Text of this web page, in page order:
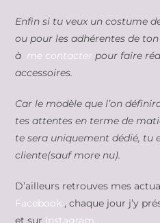
Enfin si tu veux un costume
ou pour les adhérentes de
à me contacter pour faire
accessoires.
Car le modèle que l’on
tes attentes en terme de
te sera uniquement dédié, tu
cliente(sauf more nu).
D’ailleurs retrouves mes
Facebook , chaque jour j’y
et sur Instagram.